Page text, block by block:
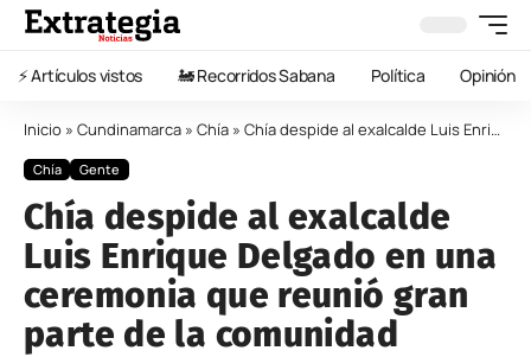
⚡️ Artículos vistos 🚂 Recorridos Sabana Política Opinión
Inicio » Cundinamarca » Chía » Chía despide al exalcalde Luis Enrique Delgado en una ceremonia que reunió gran parte de la comunidad
Chía Gente
Chía despide al exalcalde
Luis Enrique Delgado en una
ceremonia que reunió gran
parte de la comunidad